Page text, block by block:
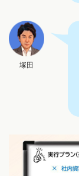
塚田